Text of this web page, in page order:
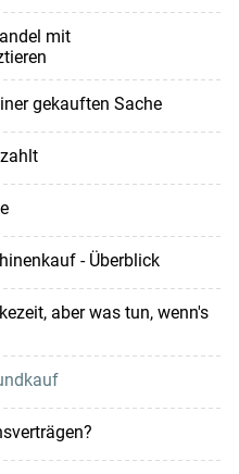
mit
gekauften Sache
- Überblick
aber was tun, wenn's